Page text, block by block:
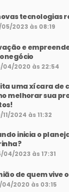
tecnologias
2023 às 08:19
e
04/2020 às 22:54
uma xícara de
melhorar sua
2024 às 11:32
inicia o
2023 às 17:31
de quem vive
2020 às 03:15